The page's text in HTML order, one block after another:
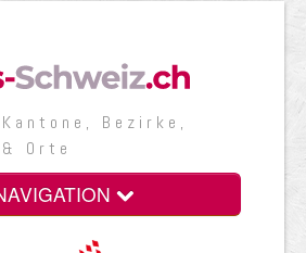
Bezirke,
Orte